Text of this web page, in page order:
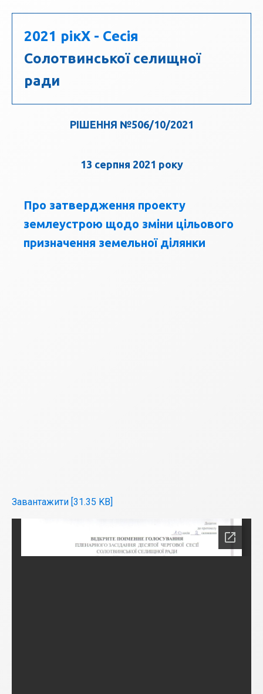
2021 рікX - Сесія
Солотвинської селищної
ради
РІШЕННЯ №506/10/2021
13 серпня 2021 року
Про затвердження проекту
землеустрою щодо зміни цільового
призначення земельної ділянки
Завантажити [31.35 KB]